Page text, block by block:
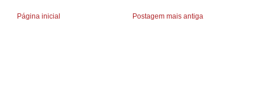
Postagem mais antiga
Página inicial